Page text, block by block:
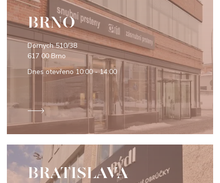
BRNO
Dornych 510/38
617 00 Brno
Dnes otevřeno 10:00 - 14:00
BRATISLAVA